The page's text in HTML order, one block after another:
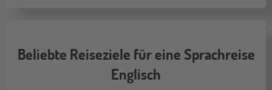
Beliebte Reiseziele für eine Sprachreise
Englisch